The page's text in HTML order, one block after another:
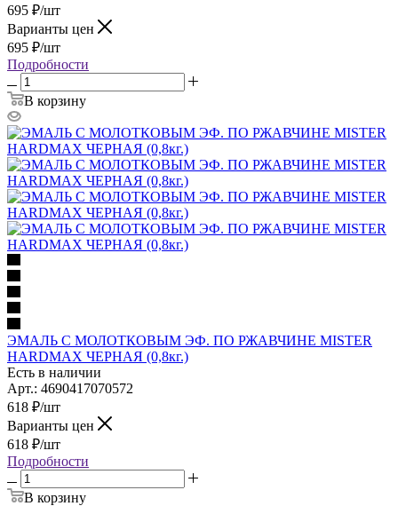
695 ₽/шт
Варианты цен
695 ₽/шт
Подробности
В корзину
ЭМАЛЬ С МОЛОТКОВЫМ ЭФ. ПО РЖАВЧИНЕ MISTER
HARDMAX ЧЕРНАЯ (0,8кг.)
Есть в наличии
Арт.: 4690417070572
618 ₽/шт
Варианты цен
618 ₽/шт
Подробности
В корзину